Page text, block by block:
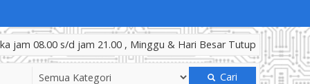
jam 08.00 s/d jam 21.00 , Minggu & Hari Besar Tutup
Cari